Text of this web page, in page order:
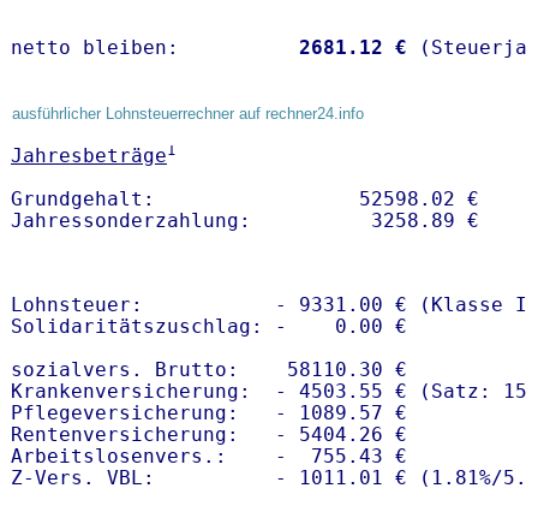
netto bleiben: 2681.12 €
ausführlicher Lohnsteuerrechner auf rechner24.info
Jahresbeträge1
Grundgehalt:                 52598.02 €
Lohnsteuer:           - 9331.00 € (Klasse I)
Solidaritätszuschlag: -    0.00 €
sozialvers. Brutto:    58110.30 €
Krankenversicherung:  - 4503.55 € (Satz:
Pflegeversicherung:   - 1089.57 €
Rentenversicherung:   - 5404.26 €
Arbeitslosenvers.:    -  755.43 €
Z-Vers. VBL:          - 1011.01 € ( 1.81%/